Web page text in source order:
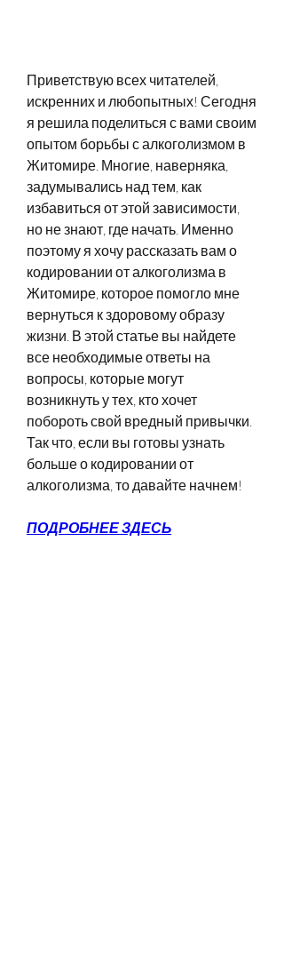
Приветствую всех читателей,
искренних и любопытных! Сегодня
я решила поделиться с вами своим
опытом борьбы с алкоголизмом в
Житомире. Многие, наверняка,
задумывались над тем, как
избавиться от этой зависимости,
но не знают, где начать. Именно
поэтому я хочу рассказать вам о
кодировании от алкоголизма в
Житомире, которое помогло мне
вернуться к здоровому образу
жизни. В этой статье вы найдете
все необходимые ответы на
вопросы, которые могут
возникнуть у тех, кто хочет
побороть свой вредный привычки.
Так что, если вы готовы узнать
больше о кодировании от
алкоголизма, то давайте начнем!
ПОДРОБНЕЕ ЗДЕСЬ